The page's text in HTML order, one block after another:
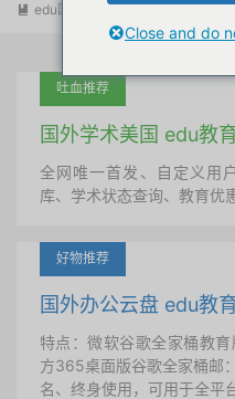
 edu国外优惠 阅读(324297)
吐血推荐
国外学术美国 edu教
全网唯一首发、自定义用
库、学术状态查询、教育优
好物推荐
国外办公云盘 edu教
特点：微软谷歌全家桶教
方365桌面版谷歌全家桶邮
名、终身使用，可用于全平
Close and do